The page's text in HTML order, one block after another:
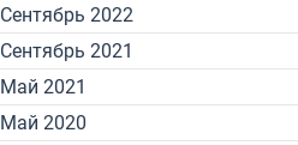
Сентябрь 2022
Сентябрь 2021
Май 2021
Май 2020